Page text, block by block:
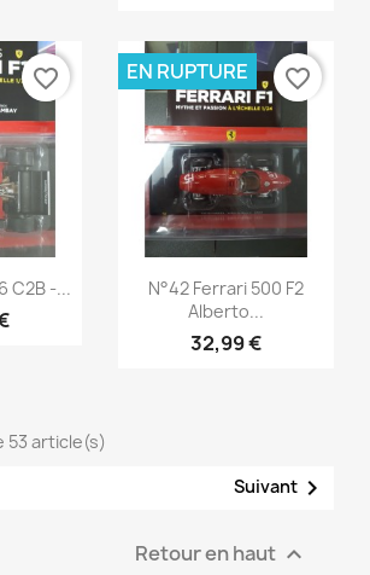
C2B -...
favorite_border
Aperçu rapide
N°42 Ferrari 500 F2
Alberto...
32,99 €
EN RUPTURE favorite_border
53 article(s)
Suivant 
Retour en haut 